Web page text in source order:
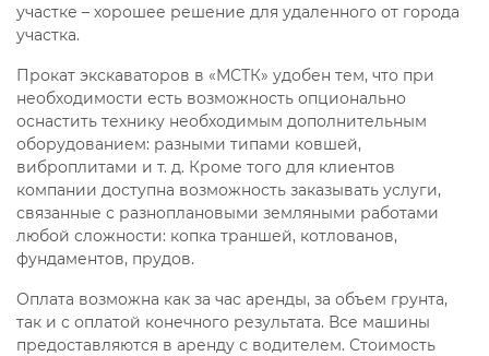
участке – хорошее решение для удаленного от города
участка.
Прокат экскаваторов в «МСТК» удобен тем, что при
необходимости есть возможность опционально
оснастить технику необходимым дополнительным
оборудованием: разными типами ковшей,
виброплитами и т. д. Кроме того для клиентов
компании доступна возможность заказывать услуги,
связанные с разноплановыми земляными работами
любой сложности: копка траншей, котлованов,
фундаментов, прудов.
Оплата возможна как за час аренды, за объем грунта,
так и с оплатой конечного результата. Все машины
предоставляются в аренду с водителем. Стоимость